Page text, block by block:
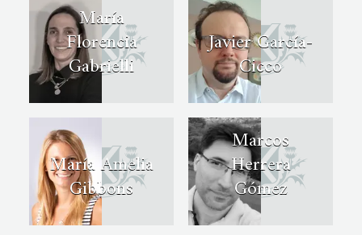
María
Florencia
Gabrielli
Javier García-
Cicco
María Amelia
Gibbons
Marcos
Herrera
Gómez